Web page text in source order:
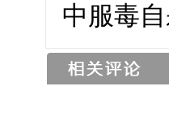
中服毒